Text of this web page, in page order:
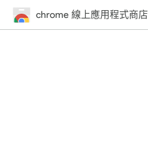
chrome 線上應用程式商店